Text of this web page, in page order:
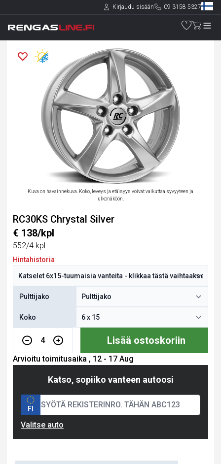
Kirjaudu sisään 09 3158 5327
Kuva on havainnekuva. Koko, leveys ja etäisyys voivat vaikuttaa syvyyteen ja
ulkonäköön.
RC30KS Chrystal Silver
€ 138/kpl
552/4 kpl
Hintahistoria
Pulttijako
Koko
4 Lisää ostoskoriin
Arvioitu toimitusaika , 12 - 17 Aug
Katso, sopiiko vanteen autoosi
FI
Valitse auto